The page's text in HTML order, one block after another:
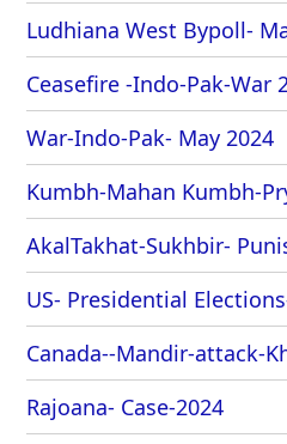
Ludhiana West Bypoll-
Ceasefire -Indo-Pak-War
War-Indo-Pak- May 2024
Kumbh-Mahan Kumbh-
AkalTakhat-Sukhbir-
US- Presidential
Canada--Mandir-attack-
Rajoana- Case-2024